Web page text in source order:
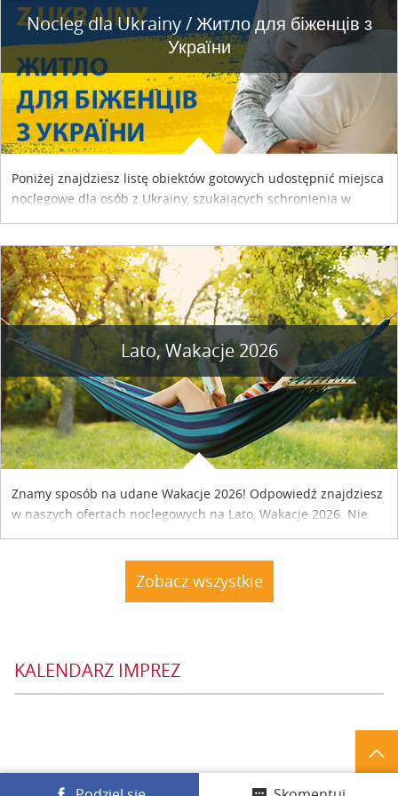
Nocleg dla Ukrainy / Житло для бiженцiв з
України
Poniżej znajdziesz listę obiektów gotowych udostępnić miejsca
noclegowe dla osób z Ukrainy, szukających schronienia w
Lato, Wakacje 2026
Znamy sposób na udane Wakacje 2026! Odpowiedź znajdziesz
w naszych ofertach noclegowych na Lato, Wakacje 2026. Nie
zwlekaj atrakcyjne noclegi czekają...
Zobacz wszystkie
KALENDARZ IMPREZ